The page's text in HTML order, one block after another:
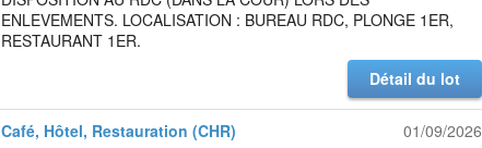
ENLEVEMENTS. LOCALISATION : BUREAU RDC, PLONGE 1ER,
RESTAURANT 1ER.
Détail du lot
Café, Hôtel, Restauration (CHR) 01/09/2026